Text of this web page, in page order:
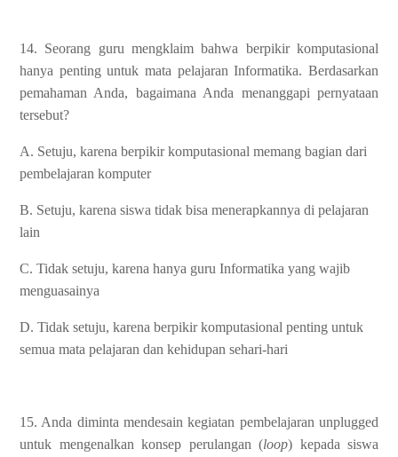
14. Seorang guru mengklaim bahwa berpikir komputasional
hanya penting untuk mata pelajaran Informatika. Berdasarkan
pemahaman Anda, bagaimana Anda menanggapi pernyataan
tersebut?
A. Setuju, karena berpikir komputasional memang bagian dari
pembelajaran komputer
B. Setuju, karena siswa tidak bisa menerapkannya di pelajaran
lain
C. Tidak setuju, karena hanya guru Informatika yang wajib
menguasainya
D. Tidak setuju, karena berpikir komputasional penting untuk
semua mata pelajaran dan kehidupan sehari-hari
15. Anda diminta mendesain kegiatan pembelajaran unplugged
untuk mengenalkan konsep perulangan (loop) kepada siswa